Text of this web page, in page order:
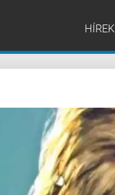
HÍREK